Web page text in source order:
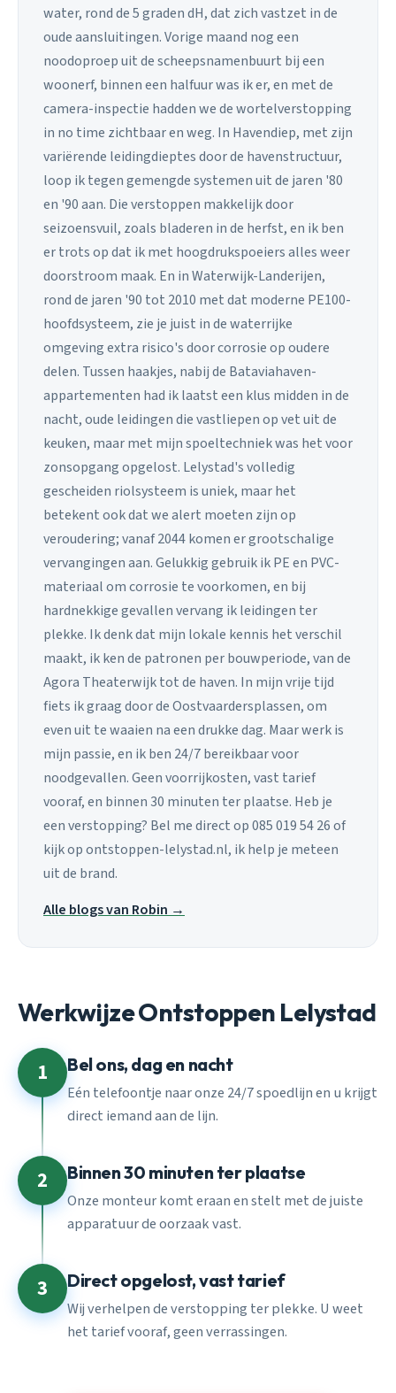
water, rond de 5 graden dH, dat zich vastzet in de
oude aansluitingen. Vorige maand nog een
noodoproep uit de scheepsnamenbuurt bij een
woonerf, binnen een halfuur was ik er, en met de
camera-inspectie hadden we de wortelverstopping
in no time zichtbaar en weg. In Havendiep, met zijn
variërende leidingdieptes door de havenstructuur,
loop ik tegen gemengde systemen uit de jaren '80
en '90 aan. Die verstoppen makkelijk door
seizoensvuil, zoals bladeren in de herfst, en ik ben
er trots op dat ik met hoogdrukspoeiers alles weer
doorstroom maak. En in Waterwijk-Landerijen,
rond de jaren '90 tot 2010 met dat moderne PE100-
hoofdsysteem, zie je juist in de waterrijke
omgeving extra risico's door corrosie op oudere
delen. Tussen haakjes, nabij de Bataviahaven-
appartementen had ik laatst een klus midden in de
nacht, oude leidingen die vastliepen op vet uit de
keuken, maar met mijn spoeltechniek was het voor
zonsopgang opgelost. Lelystad's volledig
gescheiden riolsysteem is uniek, maar het
betekent ook dat we alert moeten zijn op
veroudering; vanaf 2044 komen er grootschalige
vervangingen aan. Gelukkig gebruik ik PE en PVC-
materiaal om corrosie te voorkomen, en bij
hardnekkige gevallen vervang ik leidingen ter
plekke. Ik denk dat mijn lokale kennis het verschil
maakt, ik ken de patronen per bouwperiode, van de
Agora Theaterwijk tot de haven. In mijn vrije tijd
fiets ik graag door de Oostvaardersplassen, om
even uit te waaien na een drukke dag. Maar werk is
mijn passie, en ik ben 24/7 bereikbaar voor
noodgevallen. Geen voorrijkosten, vast tarief
vooraf, en binnen 30 minuten ter plaatse. Heb je
een verstopping? Bel me direct op 085 019 54 26 of
kijk op ontstoppen-lelystad.nl, ik help je meteen
uit de brand.
Alle blogs van Robin →
Werkwijze Ontstoppen Lelystad
1 Bel ons, dag en nacht
Eén telefoontje naar onze 24/7 spoedlijn en u krijgt
direct iemand aan de lijn.
2 Binnen 30 minuten ter plaatse
Onze monteur komt eraan en stelt met de juiste
apparatuur de oorzaak vast.
3 Direct opgelost, vast tarief
Wij verhelpen de verstopping ter plekke. U weet
het tarief vooraf, geen verrassingen.